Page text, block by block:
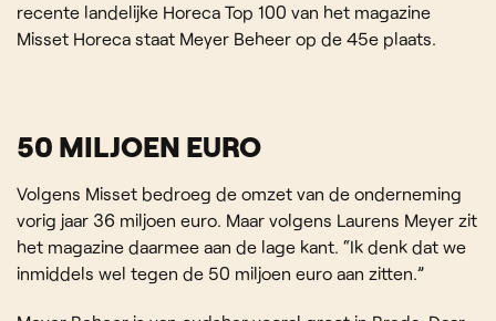
recente landelijke Horeca Top 100 van het magazine
Misset Horeca staat Meyer Beheer op de 45e plaats.
50 MILJOEN EURO
Volgens Misset bedroeg de omzet van de onderneming
vorig jaar 36 miljoen euro. Maar volgens Laurens Meyer zit
het magazine daarmee aan de lage kant. “Ik denk dat we
inmiddels wel tegen de 50 miljoen euro aan zitten.”